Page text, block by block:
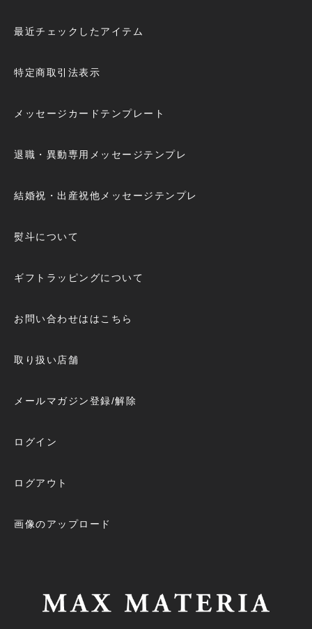
最近チェックしたアイテム
特定商取引法表示
メッセージカードテンプレート
退職・異動専用メッセージテンプレ
結婚祝・出産祝他メッセージテンプレ
熨斗について
ギフトラッピングについて
お問い合わせははこちら
取り扱い店舗
メールマガジン登録/解除
ログイン
ログアウト
画像のアップロード